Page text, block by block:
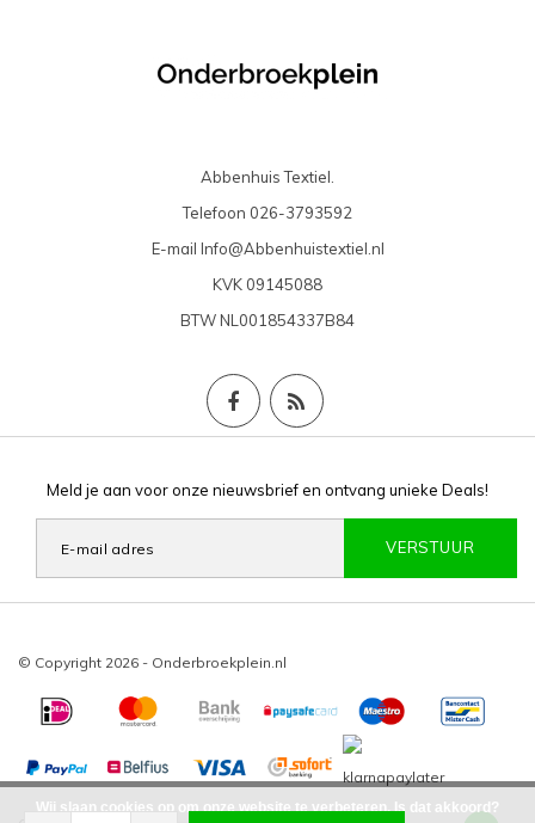
Abbenhuis Textiel.
Telefoon 026-3793592
E-mail Info@Abbenhuistextiel.nl
KVK 09145088
BTWNL001854337B84
Meld je aan voor onze nieuwsbrief en ontvang unieke Deals!
VERSTUUR
© Copyright 2026 - Onderbroekplein.nl
Wij slaan cookies op om onze website te verbeteren. Is dat akkoord?